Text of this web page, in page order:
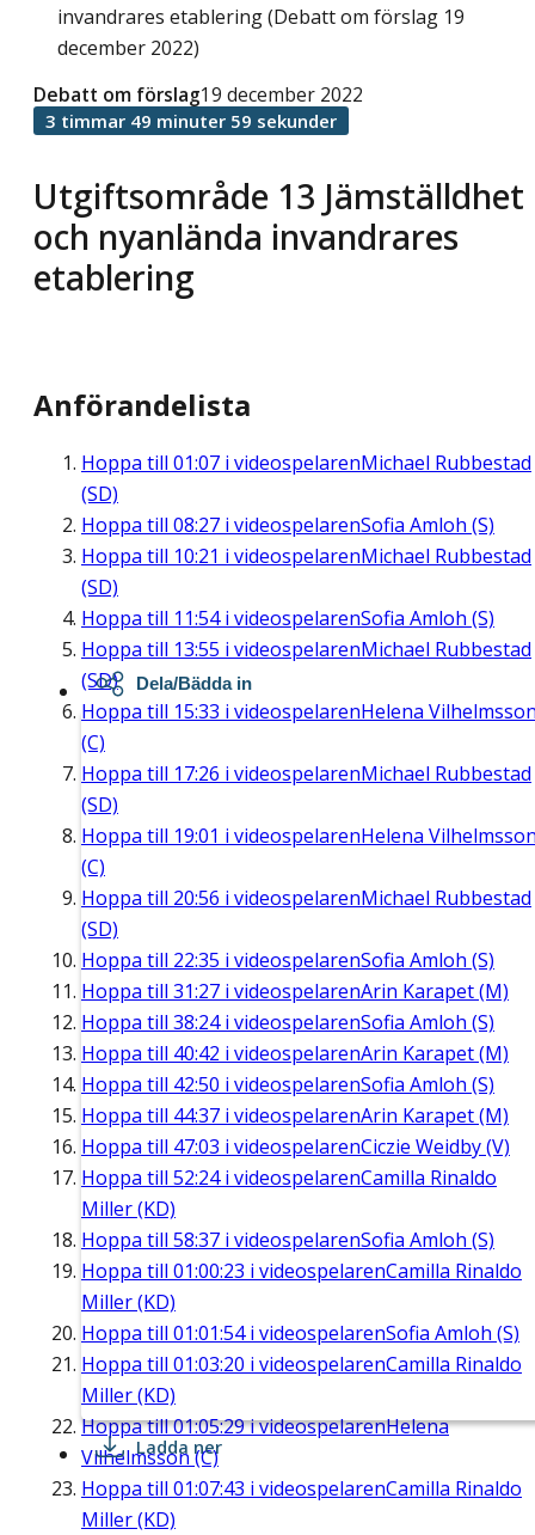
invandrares etablering (Debatt om förslag 19
december 2022)
Utgiftsområde 13 Jämställdhet
och nyanlända invandrares
etablering
Debatt om förslag19 december 2022
3 timmar 49 minuter 59 sekunder
Anförandelista
Hoppa till 01:07 i videospelarenMichael Rubbestad
(SD)
Hoppa till 08:27 i videospelarenSofia Amloh (S)
Hoppa till 10:21 i videospelarenMichael Rubbestad
(SD)
Hoppa till 11:54i videospelarenSofia Amloh (S)
Hoppa till 13:55 i videospelarenMichael Rubbestad
(SD)
Hoppa till 15:33 i videospelarenHelena
(C)
Hoppa till 17:26 i videospelarenMichael Rubbestad
(SD)
Hoppa till 19:01 i videospelarenHelena
(C)
Hoppa till 20:56 i videospelarenMichael Rubbestad
(SD)
Hoppa till 22:35 i videospelarenSofia Amloh (S)
Hoppa till 31:27 i videospelarenArin Karapet (M)
Hoppa till 38:24i videospelarenSofia Amloh (S)
Hoppa till 40:42 i videospelarenArin Karapet (M)
Hoppa till 42:50 i videospelarenSofia Amloh (S)
Hoppa till 44:37 i videospelarenArin Karapet (M)
Hoppa till 47:03 i videospelarenCiczie Weidby (V)
Hoppa till 52:24i videospelarenCamilla Rinaldo
Miller (KD)
Hoppa till 58:37 i videospelarenSofia Amloh (S)
Hoppa till 01:00:23 i videospelarenCamilla Rinaldo
Miller (KD)
Hoppa till 01:01:54i videospelarenSofia Amloh (S)
Hoppa till 01:03:20 i videospelarenCamilla Rinaldo
Miller (KD)
Hoppa till01:05:29i videospelarenHelena
Vilhelmsson (C)
Hoppa till 01:07:43 i videospelarenCamilla Rinaldo
Miller (KD)
Dela/Bädda in
Ladda ner